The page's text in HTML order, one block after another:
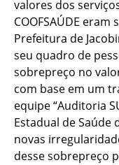
valores dos
COOFSAÚDE
Prefeitura de
seu quadro de
sobrepreço no
com base em um
equipe “Auditoria
Estadual de Saúde
novas
desse sobrepreço